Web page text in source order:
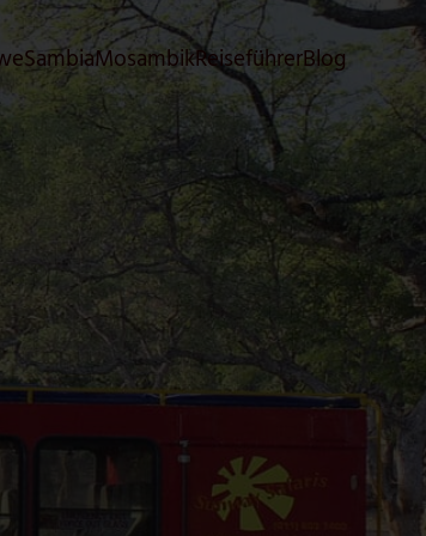
SambiaMosambikReiseführerBlog
wird der Dialog geschlossen. Seine Funktionalität ist